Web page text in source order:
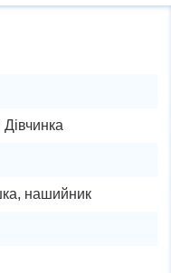
нашийник